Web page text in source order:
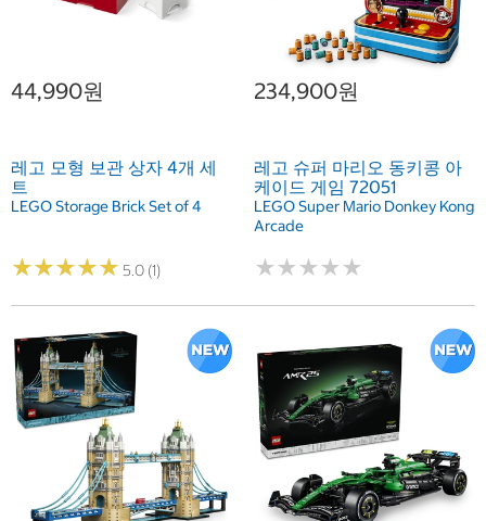
44,990원
레고 모형 보관 상자 4개 세
트
LEGO Storage Brick Set of 4
★★★★★
★★★★★ 5.0 (1)
234,900원
레고 슈퍼 마리오 동키콩 아
케이드 게임 72051
LEGO Super Mario Donkey Kong
Arcade
★★★★★
★★★★★